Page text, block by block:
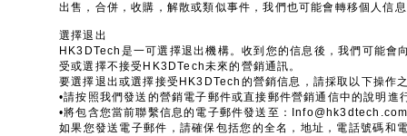
出售，合併，收購，解散或類似事件，我們也可能會轉移個人信
選擇退出
HK3DTech是一可選擇退出機構。收到您的信息後，我們可能
受或選擇不接受HK3DTech未來的營銷通訊。
要選擇退出或選擇接受HK3DTech的營銷信息，請採取以下操作
•請按照我們發送的營銷電子郵件或直接郵件營銷通信中的說明
•將包含您當前聯繫信息的電子郵件發送至：
如果您發送電子郵件，請確保包括您的全名，地址，電話號碼和